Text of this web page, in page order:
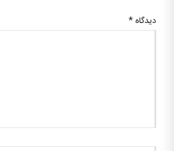
دیدگاه *